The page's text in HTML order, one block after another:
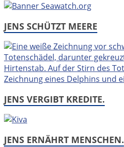
JENS SCHÜTZT MEERE
JENS VERGIBT KREDITE.
JENS ERNÄHRT MENSCHEN.